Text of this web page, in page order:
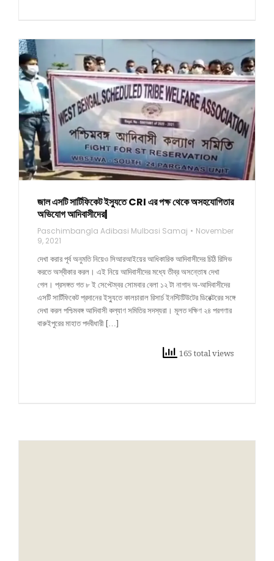
জাল এসটি সার্টিফিকেট ইস্যুতে CRI এর পক্ষ থেকে অসহযোগিতার
অভিযোগ আদিবাসীদের|
Paschimbangla Adibasi Mulbasi Samaj
November
9, 2021
দেখা করার পূর্ব অনুমতি নিয়েও সিআরআইয়ের আধিকারিক আদিবাসীদের চিঠি রিসিভ
করতে অস্বীকার করল। এই নিয়ে আদিবাসীদের মধ্যে তীব্র অসন্তোষ দেখা
গেল। প্রসঙ্গত গত ৮ ই সেপ্টেম্বর সোমবার বেলা ১২ টা নাগাদ অ-আদিবাসীদের
এসটি সার্টিফিকেট প্রদানের ইস্যুতে কালচারাল রিসার্চ ইনস্টিটিউটের ডিরেক্টরের সঙ্গে
দেখা করল পশ্চিমবঙ্গ আদিবাসী কল্যাণ সমিতির সদস্যরা। মূলত দক্ষিণ ২৪ পরগণার
বারুইপুরের মাহাত পদবীধারী […]
165 total views